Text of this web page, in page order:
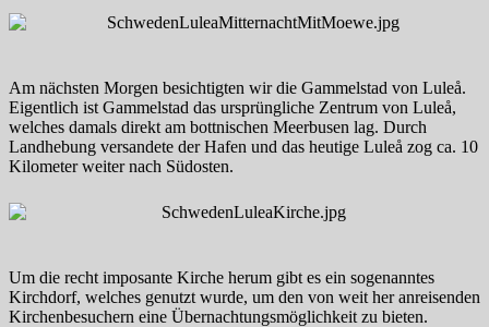
Am nächsten Morgen besichtigten wir die Gammelstad von Luleå.
Eigentlich ist Gammelstad das ursprüngliche Zentrum von Luleå,
welches damals direkt am bottnischen Meerbusen lag. Durch
Landhebung versandete der Hafen und das heutige Luleå zog ca. 10
Kilometer weiter nach Südosten.
Um die recht imposante Kirche herum gibt es ein sogenanntes
Kirchdorf, welches genutzt wurde, um den von weit her anreisenden
Kirchenbesuchern eine Übernachtungsmöglichkeit zu bieten.